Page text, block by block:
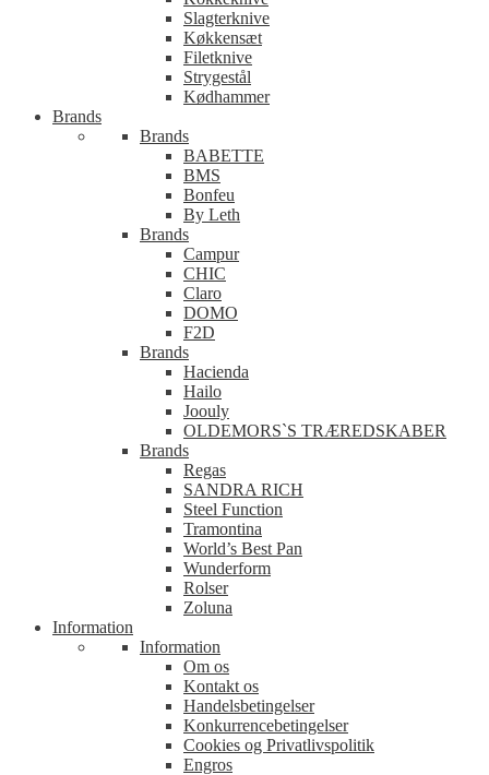
Slagterknive
Køkkensæt
Filetknive
Strygestål
Kødhammer
Brands
Brands
BABETTE
BMS
Bonfeu
By Leth
Brands
Campur
CHIC
Claro
DOMO
F2D
Brands
Hacienda
Hailo
Joouly
OLDEMORS`S TRÆREDSKABER
Brands
Regas
SANDRA RICH
Steel Function
Tramontina
World’s Best Pan
Wunderform
Rolser
Zoluna
Information
Information
Om os
Kontakt os
Handelsbetingelser
Konkurrencebetingelser
Cookies og Privatlivspolitik
Engros